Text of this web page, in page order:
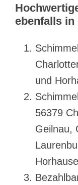
ebenfalls
und
56379
Geilnau,